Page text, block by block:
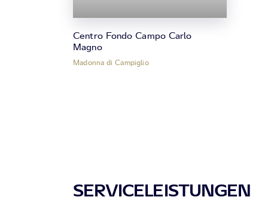
Centro Fondo Campo Carlo
Magno
Madonna di Campiglio
SERVICELEISTUNGEN